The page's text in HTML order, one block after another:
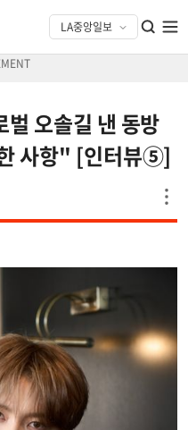
오솔길 낸 동방
사항" [인터뷰⑤]